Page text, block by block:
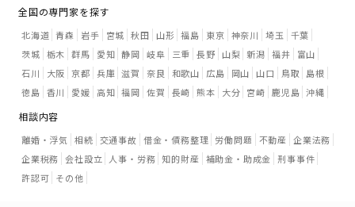
全国の専門家を探す
北海道 青森 岩手 宮城 秋田 山形 福島 東京 神奈川 埼玉
千葉
茨城 栃木 群馬 愛知 静岡 岐阜 三重 長野 山梨 新潟 福井
富山
石川
大阪 京都 兵庫 滋賀 奈良 和歌山 広島 岡山 山口 鳥取
島根
徳島 香川 愛媛 高知 福岡 佐賀 長崎 熊本 大分 宮崎 鹿児島 沖縄
相談内容
離婚・浮気 相続 交通事故 借金・債務整理 労働問題 不動産 企業法務
企業税務 会社設立 人事・労務 知的財産 補助金・助成金 刑事事件
許認可 その他